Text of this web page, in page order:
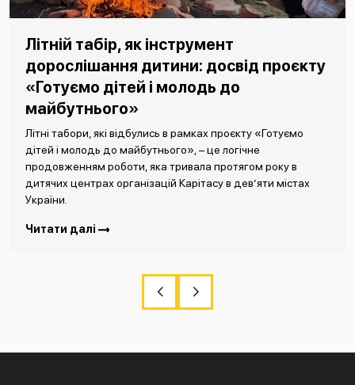
Літній табір, як інструмент
дорослішання дитини: досвід проєкту
«Готуємо дітей і молодь до
майбутнього»
Літні табори, які відбулись в рамках проєкту «Готуємо
дітей і молодь до майбутнього», – це логічне
продовженням роботи, яка тривала протягом року в
дитячих центрах організацій Карітасу в дев’яти містах
України.
Читати далі